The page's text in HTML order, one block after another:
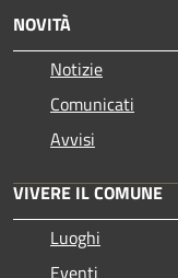
NOVITÀ
Notizie
Comunicati
Avvisi
VIVERE IL COMUNE
Luoghi
Eventi